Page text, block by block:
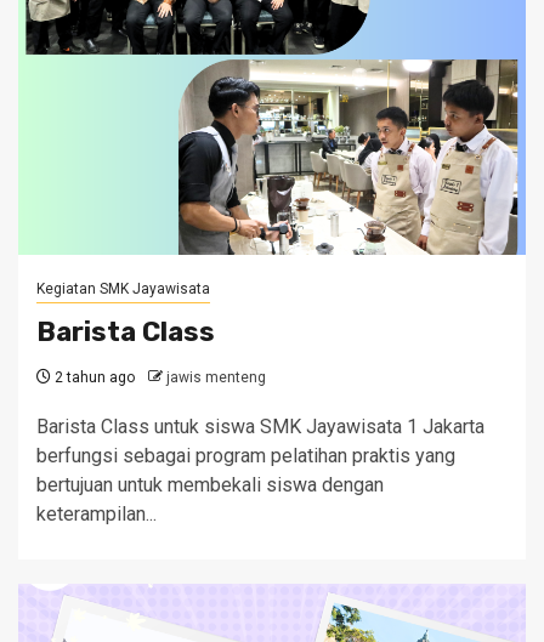
Kegiatan SMK Jayawisata
Barista Class
2 tahun ago jawis menteng
Barista Class untuk siswa SMK Jayawisata 1 Jakarta
berfungsi sebagai program pelatihan praktis yang
bertujuan untuk membekali siswa dengan
keterampilan...